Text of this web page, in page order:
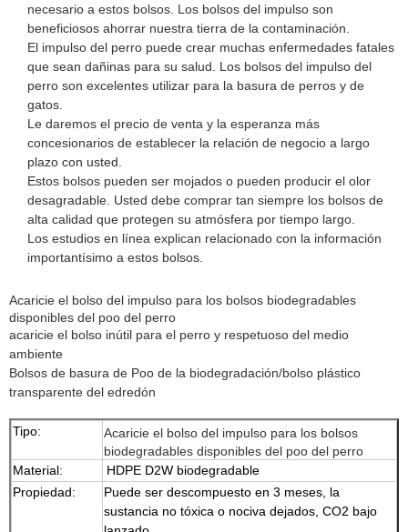
necesario a estos bolsos. Los bolsos del impulso son
beneficiosos ahorrar nuestra tierra de la contaminación.
El impulso del perro puede crear muchas enfermedades fatales
que sean dañinas para su salud. Los bolsos del impulso del
perro son excelentes utilizar para la basura de perros y de
gatos.
Le daremos el precio de venta y la esperanza más
concesionarios de establecer la relación de negocio a largo
plazo con usted.
Estos bolsos pueden ser mojados o pueden producir el olor
desagradable. Usted debe comprar tan siempre los bolsos de
alta calidad que protegen su atmósfera por tiempo largo.
Los estudios en línea explican relacionado con la información
importantísimo a estos bolsos.
Acaricie el bolso del impulso para los bolsos biodegradables
disponibles del poo del perro
acaricie el bolso inútil para el perro y respetuoso del medio
ambiente
Bolsos de basura de Poo de la biodegradación/bolso plástico
transparente del edredón
Tipo:
Acaricie el bolso del impulso para los bolsos
biodegradables disponibles del poo del perro
Material:
HDPE D2W biodegradable
Propiedad:
Puede ser descompuesto en 3 meses, la
sustancia no tóxica o nociva dejados, CO2 bajo